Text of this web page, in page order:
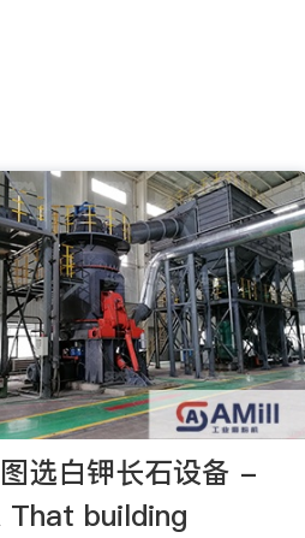
选白钾长石设备 -
That building